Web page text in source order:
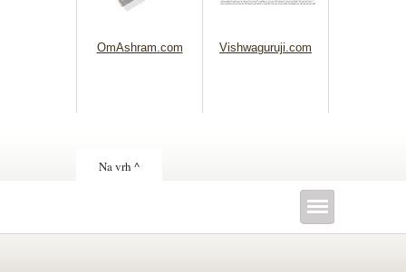
OmAshram.com Vishwaguruji.com
Na vrh ^